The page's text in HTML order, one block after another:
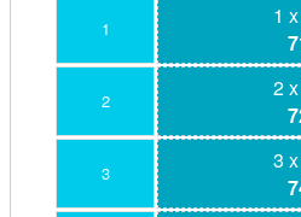
1
1
2
2
3
3